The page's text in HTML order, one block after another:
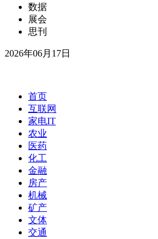
数据
展会
思刊
2026年06月17日
首页
互联网
家电IT
农业
医药
化工
金融
房产
机械
矿产
文体
交通